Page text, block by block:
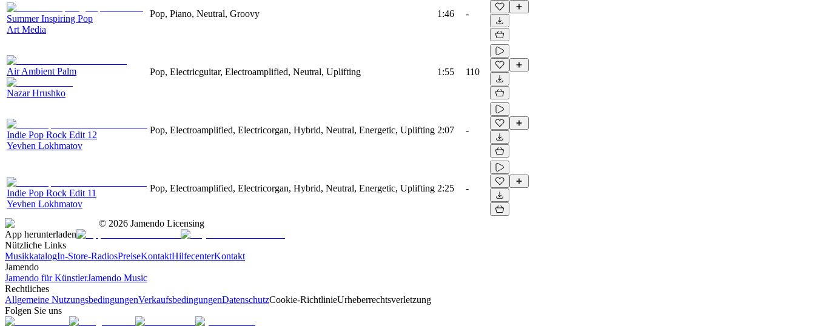
Summer Inspiring Pop
Art Media
Pop, Piano, Neutral, Groovy 1:46 -
Air Ambient Palm
Nazar Hrushko
Pop, Electricguitar, Electroamplified, Neutral, Uplifting 1:55 110
Indie Pop Rock Edit 12
Yevhen Lokhmatov
Pop, Electroamplified, Electricorgan, Hybrid, Neutral, Energetic, Uplifting 2:07 -
Indie Pop Rock Edit 11
Yevhen Lokhmatov
Pop, Electroamplified, Electricorgan, Hybrid, Neutral, Energetic, Uplifting 2:25 -
© 2026 Jamendo Licensing
App herunterladen
Nützliche Links
MusikkatalogIn-Store-RadiosPreiseKontaktHilfecenterKontakt
Jamendo
Jamendo für KünstlerJamendo Music
Rechtliches
Allgemeine NutzungsbedingungenVerkaufsbedingungenDatenschutzCookie-RichtlinieUrheberrechtsverletzung
Folgen Sie uns